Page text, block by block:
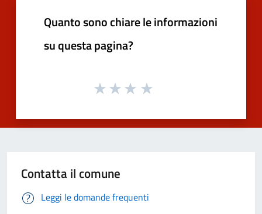
Quanto sono chiare le informazioni
su questa pagina?
Contatta il comune
Leggi le domande frequenti